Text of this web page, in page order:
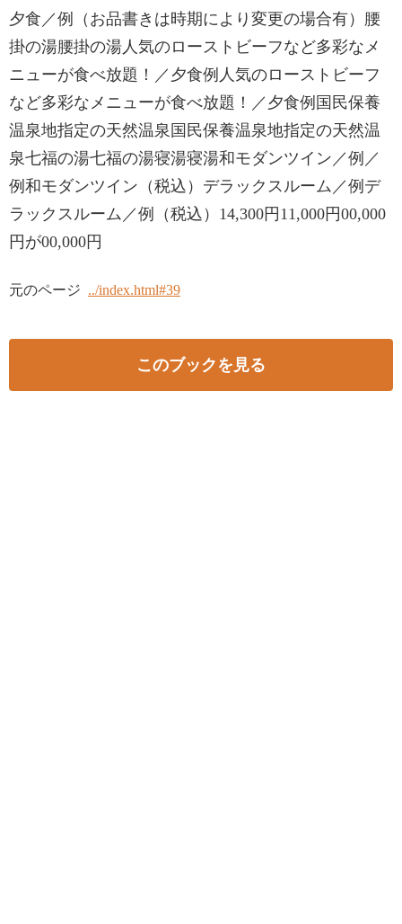
夕食／例（お品書きは時期により変更の場合有）腰
掛の湯腰掛の湯人気のローストビーフなど多彩なメ
ニューが食べ放題！／夕食例人気のローストビーフ
など多彩なメニューが食べ放題！／夕食例国民保養
温泉地指定の天然温泉国民保養温泉地指定の天然温
泉七福の湯七福の湯寝湯寝湯和モダンツイン／例／
例和モダンツイン（税込）デラックスルーム／例デ
ラックスルーム／例（税込）14,300円11,000円00,000
円が00,000円
元のページ ../index.html#39
このブックを見る